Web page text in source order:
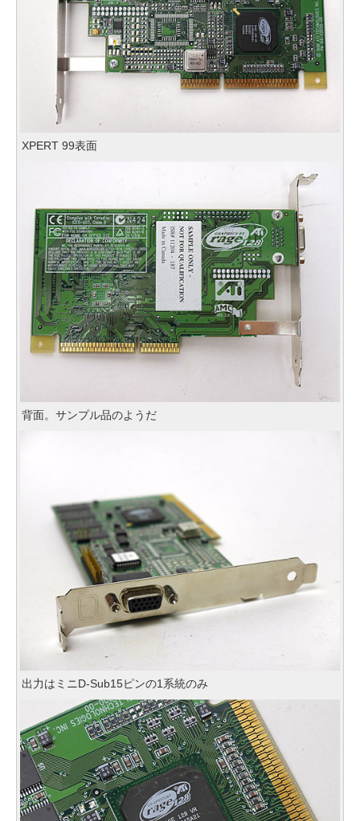
XPERT 99表面
背面。サンプル品のようだ
出力はミニD-Sub15ピンの1系統のみ